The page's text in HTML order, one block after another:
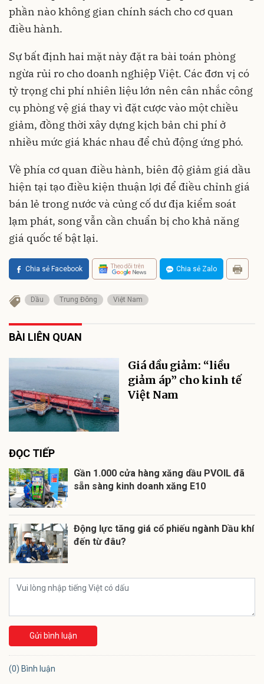
phần nào không gian chính sách cho cơ quan
điều hành.
Sự bất định hai mặt này đặt ra bài toán phòng
ngừa rủi ro cho doanh nghiệp Việt. Các đơn vị có
tỷ trọng chi phí nhiên liệu lớn nên cân nhắc công
cụ phòng vệ giá thay vì đặt cược vào một chiều
giảm, đồng thời xây dựng kịch bản chi phí ở
nhiều mức giá khác nhau để chủ động ứng phó.
Về phía cơ quan điều hành, biên độ giảm giá dầu
hiện tại tạo điều kiện thuận lợi để điều chỉnh giá
bán lẻ trong nước và củng cố dư địa kiểm soát
lạm phát, song vẫn cần chuẩn bị cho khả năng
giá quốc tế bật lại.
Chia sẻ Facebook Theo dõi trên Chia sẻ Zalo
Dầu Trung Đông Việt Nam
BÀI LIÊN QUAN
Giá dầu giảm: “liều
giảm áp” cho kinh tế
Việt Nam
ĐỌC TIẾP
Gần 1.000 cửa hàng xăng dầu PVOIL đã
sẵn sàng kinh doanh xăng E10
Động lực tăng giá cổ phiếu ngành Dầu khí
đến từ đâu?
Gửi bình luận
(0) Bình luận